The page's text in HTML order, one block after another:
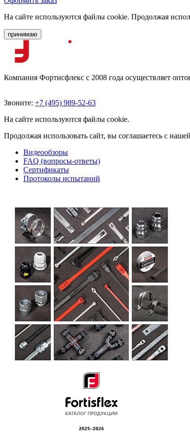
На сайте используются файлы cookie. Продолжая
принимаю
Компания Фортисфлекс с 2008 года осуществляет
Звоните: +7 (495) 989-52-63
На сайте используются файлы cookie.
Продолжая использовать сайт, вы соглашаетесь с нашей
Видеообзоры
FAQ (вопросы-ответы)
Сертификаты
Протоколы испытаний